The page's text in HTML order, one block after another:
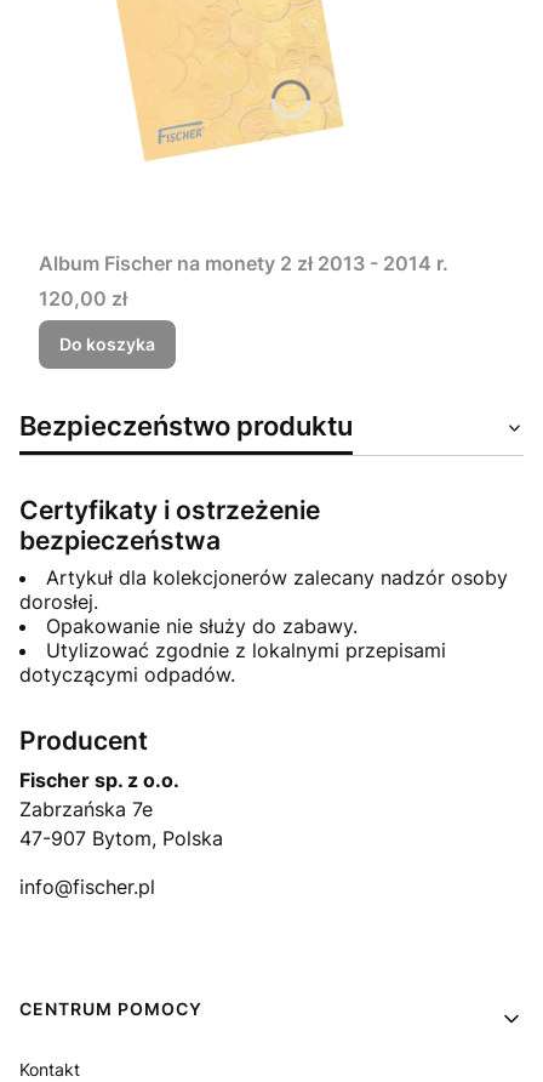
Album Fischer na monety 2 zł 2013 - 2014 r.
Cena
120,00 zł
Do koszyka
Bezpieczeństwo produktu
Certyfikaty i ostrzeżenie
bezpieczeństwa
Artykuł dla kolekcjonerów zalecany nadzór osoby
dorosłej.
Opakowanie nie służy do zabawy.
Utylizować zgodnie z lokalnymi przepisami
dotyczącymi odpadów.
Producent
Fischer sp. z o.o.
Zabrzańska 7e
47-907 Bytom, Polska
info@fischer.pl
Linki w stopce
CENTRUM POMOCY
Kontakt